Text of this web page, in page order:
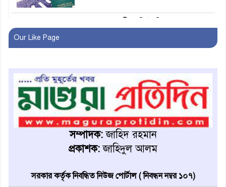
অবহিতকরণ
মাগুরায় আ’লীগের প্রতিষ্ঠাবার্ষিকীর
কর্মসূচি প্রতিরোধে বিএনপির
মোটরসাইকেল শোডাউন
খুব শিঘ্রই কর্মস্থলে ফিরবেন
মাগুরার ডিসি
Our Like Page
সম্পাদক:জাহিদ রহমান
প্রকাশক:জাহিদুল আলম
সরকার কর্তৃক নিবন্ধিত নিউজ পোর্টাল ( নিবন্ধন নম্বর ১০৭)